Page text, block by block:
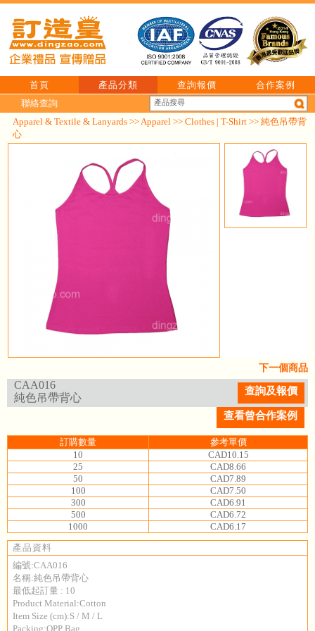
首頁 產品分類 查詢報價
合作案例
聯絡查詢
Apparel & Textile & Lanyards >> Apparel >> Clothes | T-Shirt >> 純色吊帶背
心
下一個商品
CAA016
純色吊帶背心
查詢及報價
查看曾合作案例
訂購數量
參考單價
10
CAD10.15
25
CAD8.66
50
CAD7.89
100
CAD7.50
300
CAD6.91
500
CAD6.72
1000
CAD6.17
產品資料
編號:CAA016
名稱:純色吊帶背心
最低起訂量 : 10
Product Material:Cotton
Item Size (cm):S / M / L
Packing:OPP Bag